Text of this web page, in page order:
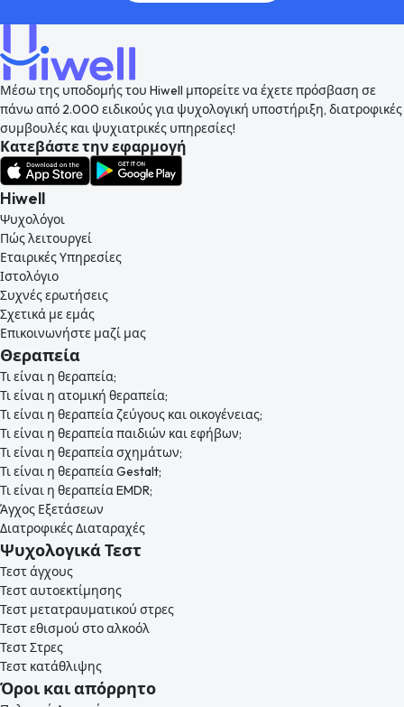
Μέσω της υποδομής του Hiwell μπορείτε να έχετε πρόσβαση σε
πάνω από 2.000 ειδικούς για ψυχολογική υποστήριξη, διατροφικές
συμβουλές και ψυχιατρικές υπηρεσίες!
Κατεβάστε την εφαρμογή
Hiwell
Ψυχολόγοι
Πώς λειτουργεί
Εταιρικές Υπηρεσίες
Ιστολόγιο
Συχνές ερωτήσεις
Σχετικά με εμάς
Επικοινωνήστε μαζί μας
Θεραπεία
Τι είναι η θεραπεία;
Τι είναι η ατομική θεραπεία;
Τι είναι η θεραπεία ζεύγους και οικογένειας;
Τι είναι η θεραπεία παιδιών και εφήβων;
Τι είναι η θεραπεία σχημάτων;
Τι είναι η θεραπεία Gestalt;
Τι είναι η θεραπεία EMDR;
Άγχος Εξετάσεων
Διατροφικές Διαταραχές
Ψυχολογικά Τεστ
Τεστ άγχους
Τεστ αυτοεκτίμησης
Τεστ μετατραυματικού στρες
Τεστ εθισμού στο αλκοόλ
Τεστ Στρες
Τεστ κατάθλιψης
Όροι και απόρρητο